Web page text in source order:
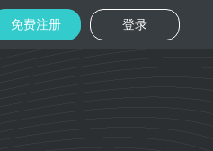
登录
免费注册